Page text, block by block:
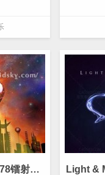
独家首发：X-ray Dog Music 1-78镭射狗史诗大气专题片配乐无损高质量flac音乐合集 支持免费更新 新增XRCD78